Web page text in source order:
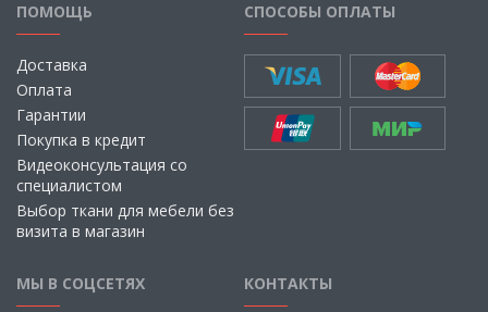
ПОМОЩЬ
Доставка
Оплата
Гарантии
Покупка в кредит
Видеоконсультация со
специалистом
Выбор ткани для мебели без
визита в магазин
СПОСОБЫ ОПЛАТЫ
МЫ В СОЦСЕТЯХ КОНТАКТЫ